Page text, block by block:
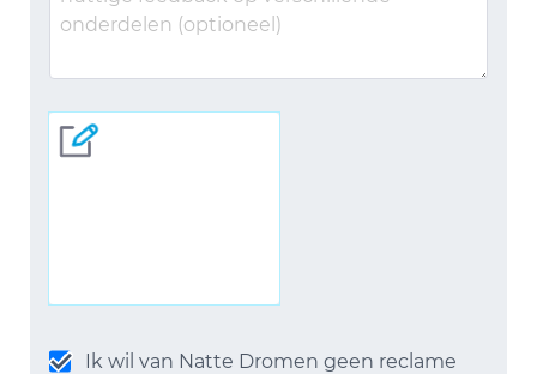
Ik wil van Natte Dromen geen reclame